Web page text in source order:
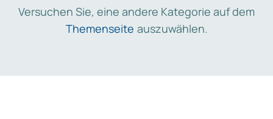
Versuchen Sie, eine andere Kategorie auf dem
Themenseite auszuwählen.